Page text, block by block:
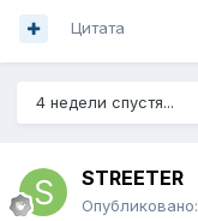
Цитата
4 недели спустя...
STREETER
Опубликовано: